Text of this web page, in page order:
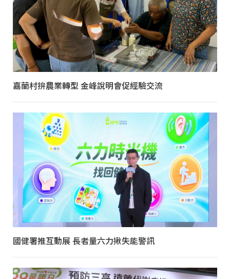
嘉蘭村拚農業轉型 金峰說明會促經驗交流
國健署推互動展 長者量六力揪失能警訊